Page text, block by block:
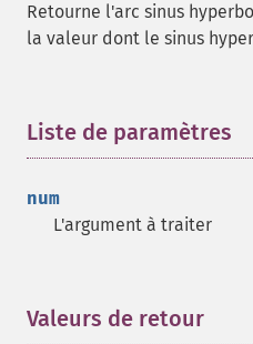
Retourne l'arc sinus
la valeur dont le sinus
Liste de paramètres
num
L'argument à traiter
Valeurs de retour